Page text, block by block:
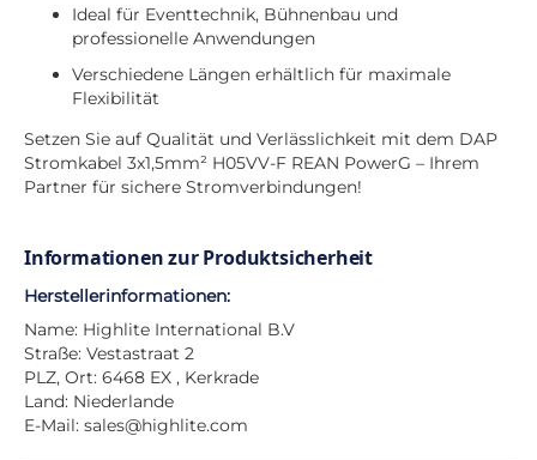
Ideal für Eventtechnik, Bühnenbau und
professionelle Anwendungen
Verschiedene Längen erhältlich für maximale
Flexibilität
Setzen Sie auf Qualität und Verlässlichkeit mit dem DAP
Stromkabel 3x1,5mm² H05VV-F REAN PowerG – Ihrem
Partner für sichere Stromverbindungen!
Informationen zur Produktsicherheit
Herstellerinformationen:
Name: Highlite International B.V
Straße: Vestastraat 2
PLZ, Ort: 6468 EX , Kerkrade
Land: Niederlande
E-Mail: sales@highlite.com